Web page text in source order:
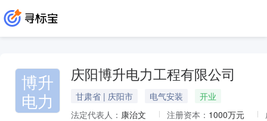
博升
电力
庆阳博升电力工程有限公司
甘肃省 | 庆阳市 电气安装
开业
法定代表人： 康治文 注册资本： 1000万元